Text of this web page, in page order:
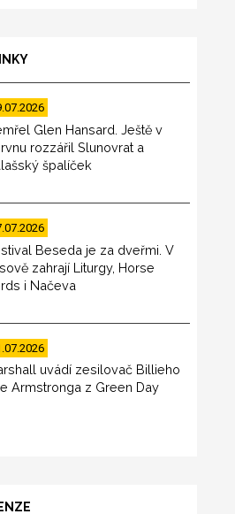
Glen Hansard. Ještě v
rozzářil Slunovrat a
špalíček
Beseda je za dveřmi. V
zahrají Liturgy, Horse
i Načeva
uvádí zesilovač Billieho
Armstronga z Green Day